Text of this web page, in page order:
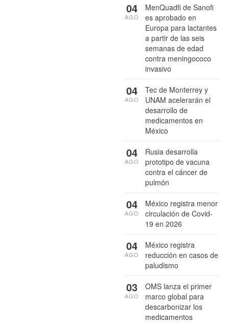
MenQuadfi de Sanofi
es aprobado en
Europa para lactantes
a partir de las seis
semanas de edad
contra meningococo
invasivo
04
AGO
Tec de Monterrey y
UNAM acelerarán el
desarrollo de
medicamentos en
México
04
AGO
Rusia desarrolla
prototipo de vacuna
contra el cáncer de
pulmón
04
AGO
México registra menor
circulación de Covid-
19 en 2026
04
AGO
México registra
reducción en casos de
paludismo
04
AGO
OMS lanza el primer
marco global para
descarbonizar los
medicamentos
03
AGO